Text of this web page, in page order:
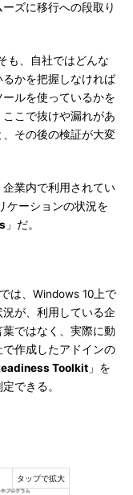
ズに移行への段取り
も、自社ではどんな
かを把握しなければ
ルを使っているかを
こで抜けや漏れがあ
その後の検証が大変
業内で利用されてい
ケーションの状況を
」だ。
では、Windows 10上で
が、利用している企
ではなく、実際に動
作成したアドインの
Toolkit 」を
できる。